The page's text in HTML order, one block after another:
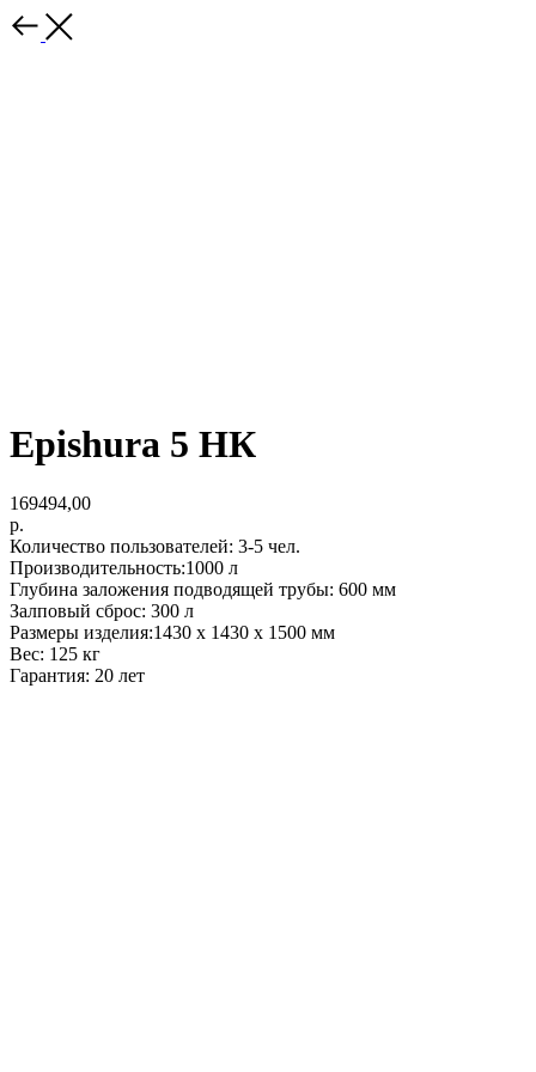
Epishura 5 НК
169494,00
р.
Количество пользователей: 3-5 чел.
Производительность:1000 л
Глубина заложения подводящей трубы: 600 мм
Залповый сброс: 300 л
Размеры изделия:1430 x 1430 x 1500 мм
Вес: 125 кг
Гарантия: 20 лет